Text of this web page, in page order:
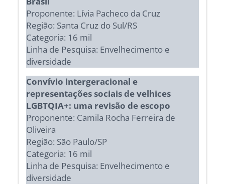
Proponente: Lívia Pacheco da Cruz
Região: Santa Cruz do Sul/RS
Categoria: 16 mil
Linha de Pesquisa: Envelhecimento e
diversidade
Convívio intergeracional e
representações sociais de velhices
LGBTQIA+: uma revisão de escopo
Proponente: Camila Rocha Ferreira de
Oliveira
Região: São Paulo/SP
Categoria: 16 mil
Linha de Pesquisa: Envelhecimento e
diversidade